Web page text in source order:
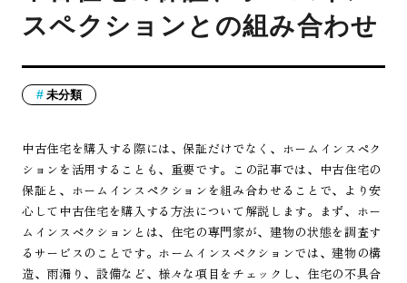
スペクションとの組み合わせ
未分類
中古住宅を購入する際には、保証だけでなく、ホームインスペク
ションを活用することも、重要です。この記事では、中古住宅の
保証と、ホームインスペクションを組み合わせることで、より安
心して中古住宅を購入する方法について解説します。まず、ホー
ムインスペクションとは、住宅の専門家が、建物の状態を調査す
るサービスのことです。ホームインスペクションでは、建物の構
造、雨漏り、設備など、様々な項目をチェックし、住宅の不具合